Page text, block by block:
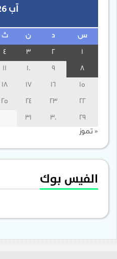
آب 2026
س ن ث
3
15
16
17
18
22
23
24
25
29
30
31
« تموز
الفيس بوك